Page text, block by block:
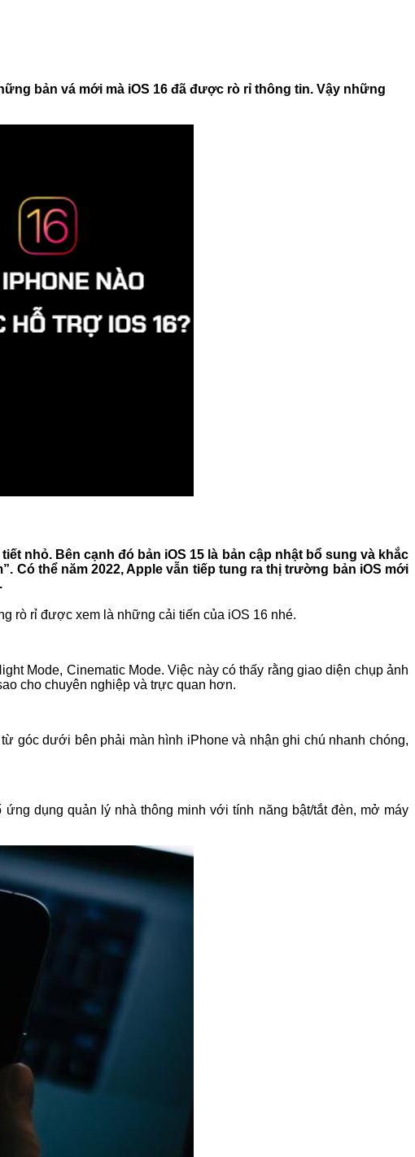
bản vá mới mà iOS 16 đã được rò rỉ thông tin. Vậy những
nhỏ. Bên cạnh đó bản iOS 15 là bản cập nhật bổ sung và khắc
Có thể năm 2022, Apple vẫn tiếp tung ra thị trường bản iOS mới
rò rỉ được xem là những cải tiến của iOS 16 nhé.
Mode, Cinematic Mode. Việc này có thấy rằng giao diện chụp ảnh
cho chuyên nghiệp và trực quan hơn.
góc dưới bên phải màn hình iPhone và nhận ghi chú nhanh chóng,
dụng quản lý nhà thông minh với tính năng bật/tắt đèn, mở máy